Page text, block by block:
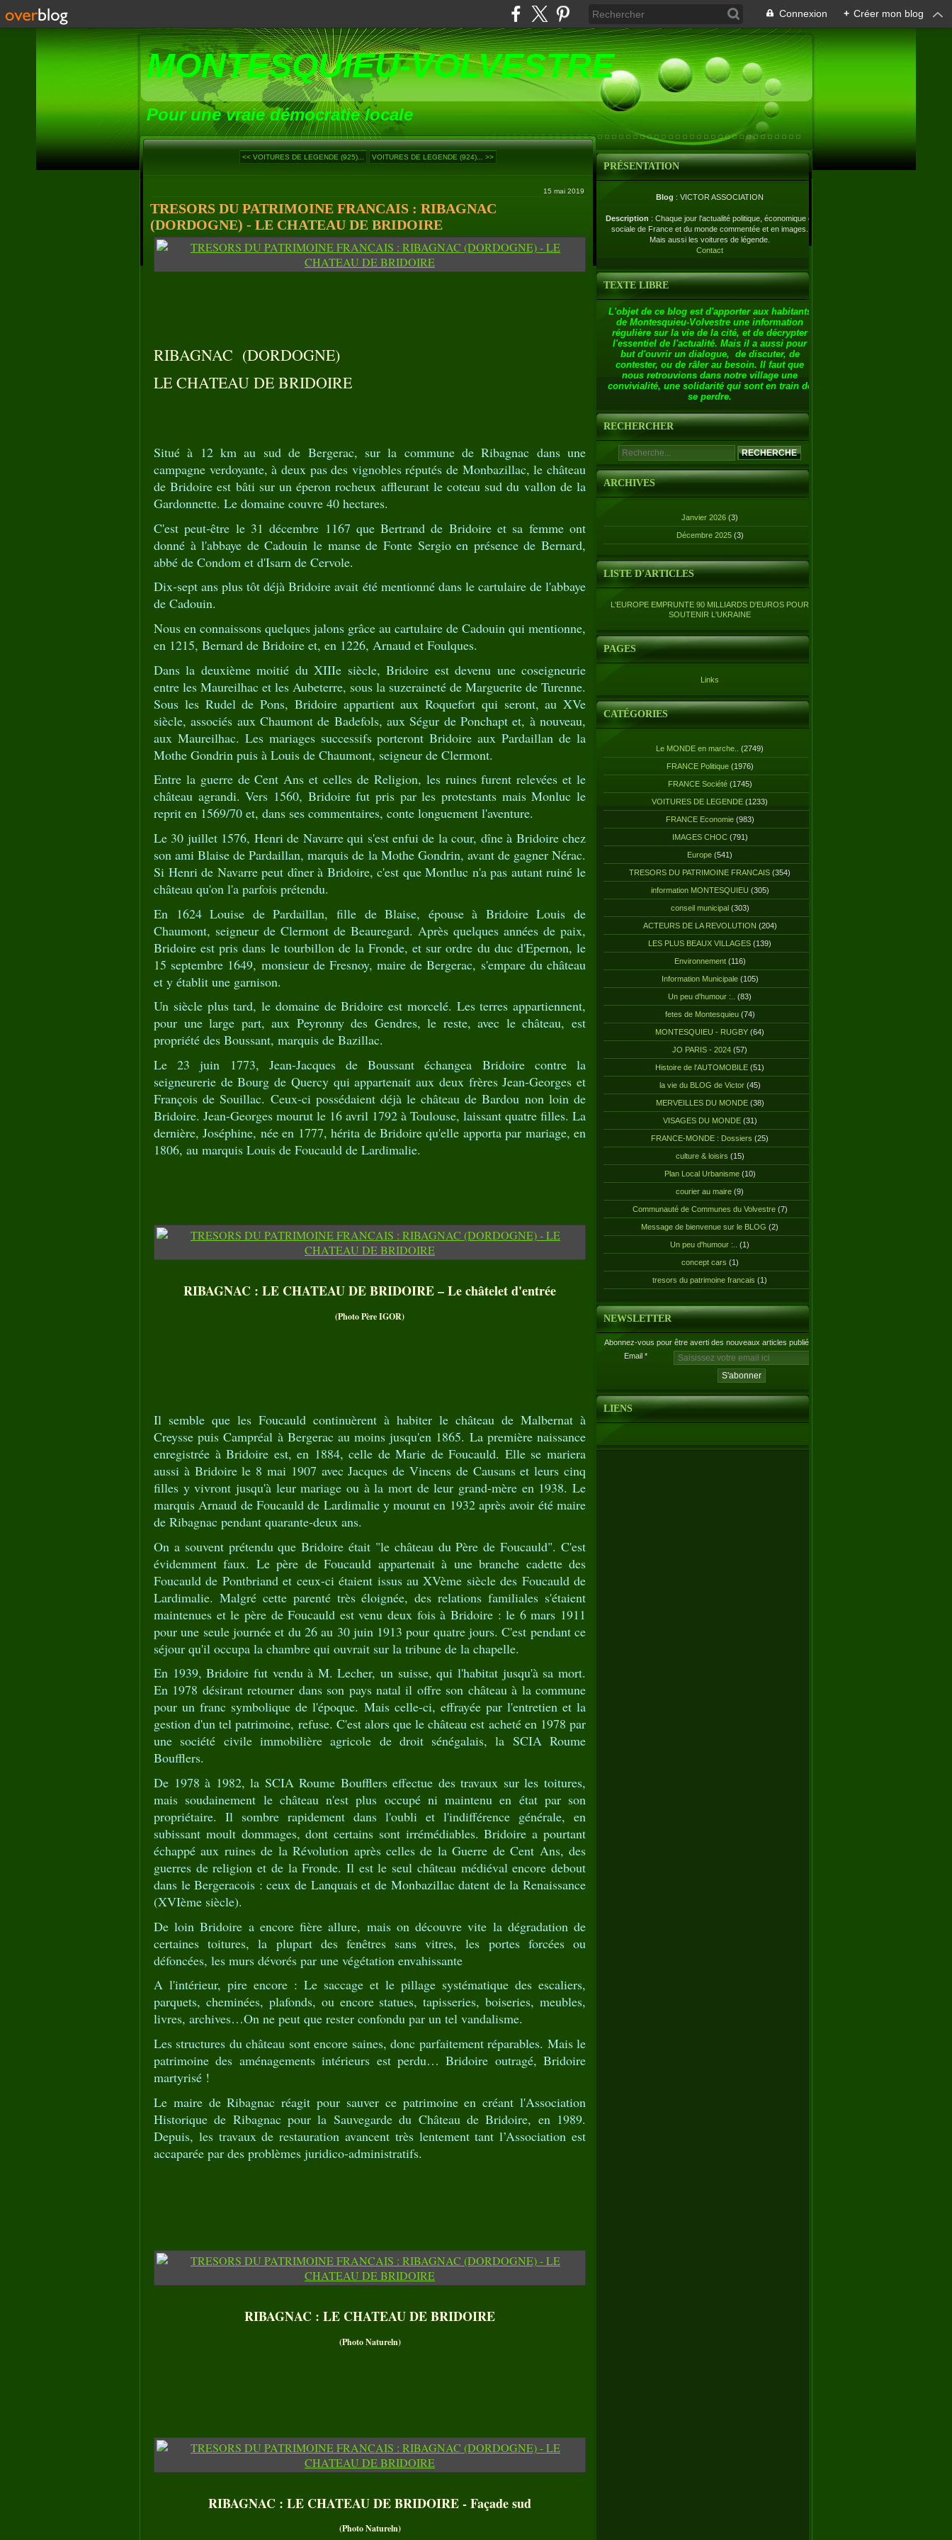
Connexion + Créer mon blog
MONTESQUIEU-VOLVESTRE
Pour une vraie démocratie locale
<< VOITURES DE LEGENDE (925)... VOITURES DE LEGENDE (924)... >>
15 mai 2019
TRESORS DU PATRIMOINE FRANCAIS : RIBAGNAC
(DORDOGNE) - LE CHATEAU DE BRIDOIRE
RIBAGNAC (DORDOGNE)
LE CHATEAU DE BRIDOIRE
Situé à 12 km au sud de Bergerac, sur la commune de Ribagnac dans une
campagne verdoyante, à deux pas des vignobles réputés de Monbazillac, le château
de Bridoire est bâti sur un éperon rocheux affleurant le coteau sud du vallon de la
Gardonnette. Le domaine couvre 40 hectares.
C'est peut-être le 31 décembre 1167 que Bertrand de Bridoire et sa femme ont
donné à l'abbaye de Cadouin le manse de Fonte Sergio en présence de Bernard,
abbé de Condom et d'Isarn de Cervole.
Dix-sept ans plus tôt déjà Bridoire avait été mentionné dans le cartulaire de l'abbaye
de Cadouin.
Nous en connaissons quelques jalons grâce au cartulaire de Cadouin qui mentionne,
en 1215, Bernard de Bridoire et, en 1226, Arnaud et Foulques.
Dans la deuxième moitié du XIIIe siècle, Bridoire est devenu une coseigneurie
entre les Maureilhac et les Aubeterre, sous la suzeraineté de Marguerite de Turenne.
Sous les Rudel de Pons, Bridoire appartient aux Roquefort qui seront, au XVe
siècle, associés aux Chaumont de Badefols, aux Ségur de Ponchapt et, à nouveau,
aux Maureilhac. Les mariages successifs porteront Bridoire aux Pardaillan de la
Mothe Gondrin puis à Louis de Chaumont, seigneur de Clermont.
Entre la guerre de Cent Ans et celles de Religion, les ruines furent relevées et le
château agrandi. Vers 1560, Bridoire fut pris par les protestants mais Monluc le
reprit en 1569/70 et, dans ses commentaires, conte longuement l'aventure.
Le 30 juillet 1576, Henri de Navarre qui s'est enfui de la cour, dîne à Bridoire chez
son ami Blaise de Pardaillan, marquis de la Mothe Gondrin, avant de gagner Nérac.
Si Henri de Navarre peut dîner à Bridoire, c'est que Montluc n'a pas autant ruiné le
château qu'on l'a parfois prétendu.
En 1624 Louise de Pardaillan, fille de Blaise, épouse à Bridoire Louis de
Chaumont, seigneur de Clermont de Beauregard. Après quelques années de paix,
Bridoire est pris dans le tourbillon de la Fronde, et sur ordre du duc d'Epernon, le
15 septembre 1649, monsieur de Fresnoy, maire de Bergerac, s'empare du château
et y établit une garnison.
Un siècle plus tard, le domaine de Bridoire est morcelé. Les terres appartiennent,
pour une large part, aux Peyronny des Gendres, le reste, avec le château, est
propriété des Boussant, marquis de Bazillac.
Le 23 juin 1773, Jean-Jacques de Boussant échangea Bridoire contre la
seigneurerie de Bourg de Quercy qui appartenait aux deux frères Jean-Georges et
François de Souillac. Ceux-ci possédaient déjà le château de Bardou non loin de
Bridoire. Jean-Georges mourut le 16 avril 1792 à Toulouse, laissant quatre filles. La
dernière, Joséphine, née en 1777, hérita de Bridoire qu'elle apporta par mariage, en
1806, au marquis Louis de Foucauld de Lardimalie.
RIBAGNAC : LE CHATEAU DE BRIDOIRE – Le châtelet d'entrée
(Photo Père IGOR)
Il semble que les Foucauld continuèrent à habiter le château de Malbernat à
Creysse puis Campréal à Bergerac au moins jusqu'en 1865. La première naissance
enregistrée à Bridoire est, en 1884, celle de Marie de Foucauld. Elle se mariera
aussi à Bridoire le 8 mai 1907 avec Jacques de Vincens de Causans et leurs cinq
filles y vivront jusqu'à leur mariage ou à la mort de leur grand-mère en 1938. Le
marquis Arnaud de Foucauld de Lardimalie y mourut en 1932 après avoir été maire
de Ribagnac pendant quarante-deux ans.
On a souvent prétendu que Bridoire était "le château du Père de Foucauld". C'est
évidemment faux. Le père de Foucauld appartenait à une branche cadette des
Foucauld de Pontbriand et ceux-ci étaient issus au XVème siècle des Foucauld de
Lardimalie. Malgré cette parenté très éloignée, des relations familiales s'étaient
maintenues et le père de Foucauld est venu deux fois à Bridoire : le 6 mars 1911
pour une seule journée et du 26 au 30 juin 1913 pour quatre jours. C'est pendant ce
séjour qu'il occupa la chambre qui ouvrait sur la tribune de la chapelle.
En 1939, Bridoire fut vendu à M. Lecher, un suisse, qui l'habitat jusqu'à sa mort.
En 1978 désirant retourner dans son pays natal il offre son château à la commune
pour un franc symbolique de l'époque. Mais celle-ci, effrayée par l'entretien et la
gestion d'un tel patrimoine, refuse. C'est alors que le château est acheté en 1978 par
une société civile immobilière agricole de droit sénégalais, la SCIA Roume
Boufflers.
De 1978 à 1982, la SCIA Roume Boufflers effectue des travaux sur les toitures,
mais soudainement le château n'est plus occupé ni maintenu en état par son
propriétaire. Il sombre rapidement dans l'oubli et l'indifférence générale, en
subissant moult dommages, dont certains sont irrémédiables. Bridoire a pourtant
échappé aux ruines de la Révolution après celles de la Guerre de Cent Ans, des
guerres de religion et de la Fronde. Il est le seul château médiéval encore debout
dans le Bergeracois : ceux de Lanquais et de Monbazillac datent de la Renaissance
(XVIème siècle).
De loin Bridoire a encore fière allure, mais on découvre vite la dégradation de
certaines toitures, la plupart des fenêtres sans vitres, les portes forcées ou
défoncées, les murs dévorés par une végétation envahissante
A l'intérieur, pire encore : Le saccage et le pillage systématique des escaliers,
parquets, cheminées, plafonds, ou encore statues, tapisseries, boiseries, meubles,
livres, archives…On ne peut que rester confondu par un tel vandalisme.
Les structures du château sont encore saines, donc parfaitement réparables. Mais le
patrimoine des aménagements intérieurs est perdu… Bridoire outragé, Bridoire
martyrisé !
Le maire de Ribagnac réagit pour sauver ce patrimoine en créant l'Association
Historique de Ribagnac pour la Sauvegarde du Château de Bridoire, en 1989.
Depuis, les travaux de restauration avancent très lentement tant l’Association est
accaparée par des problèmes juridico-administratifs.
RIBAGNAC : LE CHATEAU DE BRIDOIRE
(Photo Natureln)
RIBAGNAC : LE CHATEAU DE BRIDOIRE - Façade sud
(Photo Natureln)
PRÉSENTATION
Blog : VICTOR ASSOCIATION
Description : Chaque jour l'actualité politique, économique et
sociale de France et du monde commentée et en images.
Mais aussi les voitures de légende.
Contact
TEXTE LIBRE
L'objet de ce blog est d'apporter aux habitants
de Montesquieu-Volvestre une information
régulière sur la vie de la cité, et de décrypter
l'essentiel de l'actualité. Mais il a aussi pour
but d'ouvrir un dialogue, de discuter, de
contester, ou de râler au besoin. Il faut que
nous retrouvions dans notre village une
convivialité, une solidarité qui sont en train de
se perdre.
RECHERCHER
ARCHIVES
Janvier 2026 (3)
Décembre 2025 (3)
LISTE D'ARTICLES
L'EUROPE EMPRUNTE 90 MILLIARDS D'EUROS POUR
SOUTENIR L'UKRAINE
PAGES
Links
CATÉGORIES
Le MONDE en marche.. (2749)
FRANCE Politique(1976)
FRANCE Société(1745)
VOITURES DE LEGENDE (1233)
FRANCE Economie(983)
IMAGES CHOC(791)
Europe (541)
TRESORS DU PATRIMOINE FRANCAIS (354)
information MONTESQUIEU (305)
conseil municipal(303)
ACTEURS DE LA REVOLUTION (204)
LES PLUS BEAUX VILLAGES (139)
Environnement(116)
Information Municipale(105)
Un peu d'humour :.. (83)
fetes de Montesquieu(74)
MONTESQUIEU - RUGBY (64)
JO PARIS - 2024 (57)
Histoire de l'AUTOMOBILE (51)
la vie du BLOG de Victor(45)
MERVEILLES DU MONDE(38)
VISAGES DU MONDE(31)
FRANCE-MONDE : Dossiers (25)
culture & loisirs (15)
Plan Local Urbanisme(10)
courier au maire (9)
Communauté de Communes du Volvestre(7)
Message de bienvenue sur le BLOG (2)
Un peu d'humour :.. (1)
concept cars (1)
tresors du patrimoine francais (1)
NEWSLETTER
Abonnez-vous pour être averti des nouveaux articles publiés.
Email
LIENS